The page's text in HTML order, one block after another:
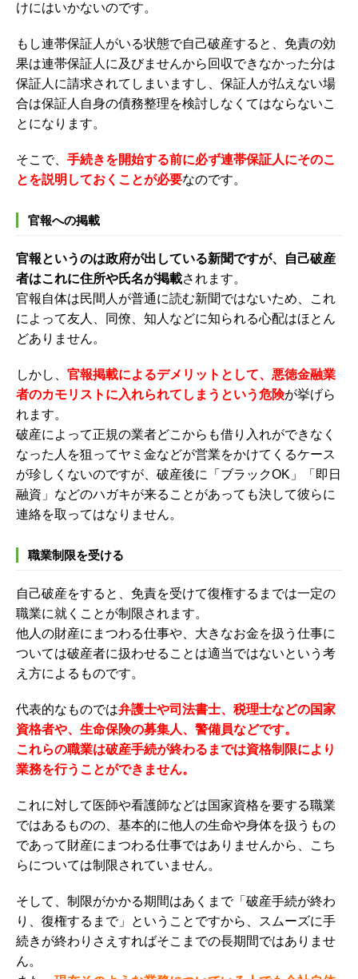
けにはいかないのです。
もし連帯保証人がいる状態で自己破産すると、免責の効
果は連帯保証人に及びませんから回収できなかった分は
保証人に請求されてしまいますし、保証人が払えない場
合は保証人自身の債務整理を検討しなくてはならないこ
とになります。
そこで、 手続きを開始する前に必ず連帯保証人にそのこ
とを説明しておくことが必要なのです。
官報への掲載
官報というのは政府が出している新聞ですが、自己破産
者はこれに住所や氏名が掲載されます。
官報自体は民間人が普通に読む新聞ではないため、これ
によって友人、同僚、知人などに知られる心配はほとん
どありません。
しかし、 官報掲載によるデメリットとして、悪徳金融業
者のカモリストに入れられてしまうという危険が挙げら
れます。
破産によって正規の業者どこからも借り入れができなく
なった人を狙ってヤミ金などが営業をかけてくるケース
が珍しくないのですが、破産後に「ブラックOK」「即日
融資」などのハガキが来ることがあっても決して彼らに
連絡を取ってはなりません。
職業制限を受ける
自己破産をすると、免責を受けて復権するまでは一定の
職業に就くことが制限されます。
他人の財産にまつわる仕事や、大きなお金を扱う仕事に
ついては破産者に扱わせることは適当ではないという考
え方によるものです。
代表的なものでは弁護士や司法書士、税理士などの国家
資格者や、生命保険の募集人、警備員などです。
これらの職業は破産手続が終わるまでは資格制限により
業務を行うことができません。
これに対して医師や看護師などは国家資格を要する職業
ではあるものの、基本的に他人の生命や身体を扱うもの
であって財産にまつわる仕事ではありませんから、こち
らについては制限されていません。
そして、制限がかかる期間はあくまで「破産手続が終わ
り、復権するまで」ということですから、スムーズに手
続きが終わりさえすればそこまでの長期間ではありませ
ん。